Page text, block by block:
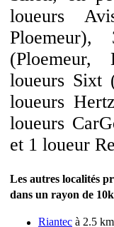
loueurs
loueurs Sixt
loueurs
loueurs
et 1 loueur
Les autres localités
dans un rayon de
Riantec à 2.5 km